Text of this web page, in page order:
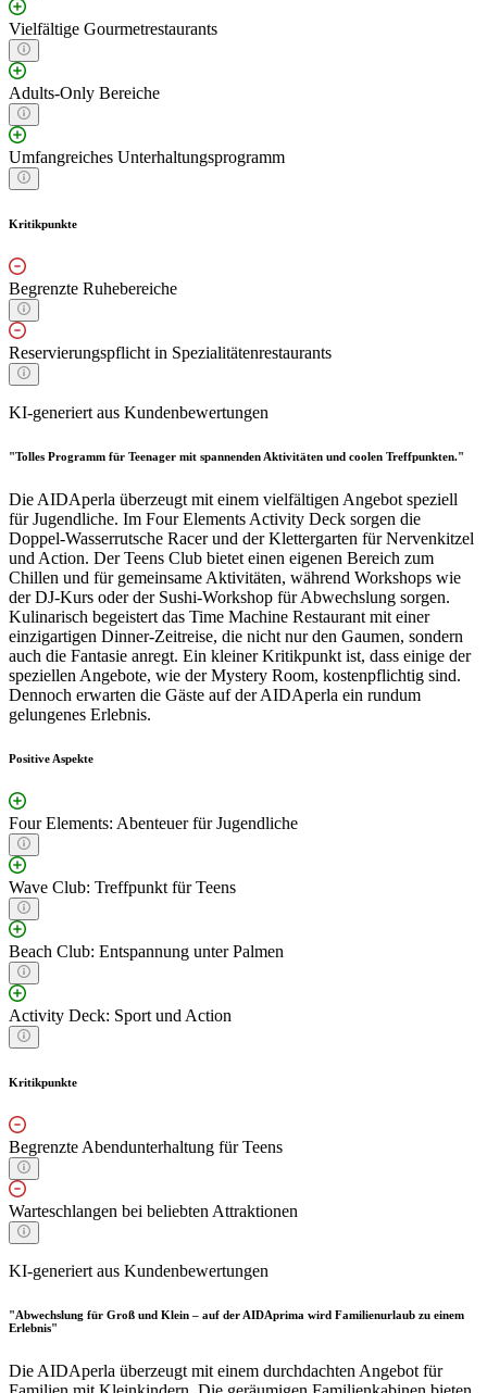
Vielfältige Gourmetrestaurants
Adults-Only Bereiche
Umfangreiches Unterhaltungsprogramm
Kritikpunkte
Begrenzte Ruhebereiche
Reservierungspflicht in Spezialitätenrestaurants
KI-generiert aus Kundenbewertungen
"Tolles Programm für Teenager mit spannenden Aktivitäten und coolen Treffpunkten."
Die AIDAperla überzeugt mit einem vielfältigen Angebot speziell
für Jugendliche. Im Four Elements Activity Deck sorgen die
Doppel-Wasserrutsche Racer und der Klettergarten für Nervenkitzel
und Action. Der Teens Club bietet einen eigenen Bereich zum
Chillen und für gemeinsame Aktivitäten, während Workshops wie
der DJ-Kurs oder der Sushi-Workshop für Abwechslung sorgen.
Kulinarisch begeistert das Time Machine Restaurant mit einer
einzigartigen Dinner-Zeitreise, die nicht nur den Gaumen, sondern
auch die Fantasie anregt. Ein kleiner Kritikpunkt ist, dass einige der
speziellen Angebote, wie der Mystery Room, kostenpflichtig sind.
Dennoch erwarten die Gäste auf der AIDAperla ein rundum
gelungenes Erlebnis.
Positive Aspekte
Four Elements: Abenteuer für Jugendliche
Wave Club: Treffpunkt für Teens
Beach Club: Entspannung unter Palmen
Activity Deck: Sport und Action
Kritikpunkte
Begrenzte Abendunterhaltung für Teens
Warteschlangen bei beliebten Attraktionen
KI-generiert aus Kundenbewertungen
"Abwechslung für Groß und Klein – auf der AIDAprima wird Familienurlaub zu einem
Erlebnis"
Die AIDAperla überzeugt mit einem durchdachten Angebot für